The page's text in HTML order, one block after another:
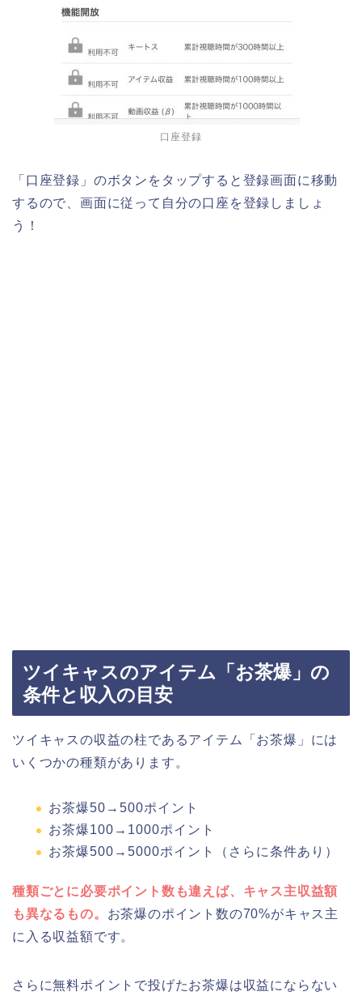
口座登録
「口座登録」のボタンをタップすると登録画面に移動
するので、画面に従って自分の口座を登録しましょ
う！
ツイキャスのアイテム「お茶爆」の
条件と収入の目安
ツイキャスの収益の柱であるアイテム「お茶爆」には
いくつかの種類があります。
お茶爆50→500ポイント
お茶爆100→1000ポイント
お茶爆500→5000ポイント（さらに条件あり）
種類ごとに必要ポイント数も違えば、キャス主収益額
も異なるもの。 お茶爆のポイント数の70%がキャス主
に入る収益額です。
さらに無料ポイントで投げたお茶爆は収益にならない